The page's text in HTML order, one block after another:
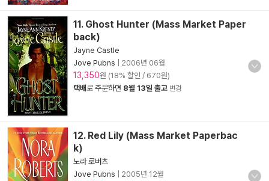
11. Ghost Hunter (Mass Market Paper
back)
Jayne Castle
Jove Pubns
2006년 06월
13,350원 (18% 할인 / 670원)
택배로 주문하면 8월 13일 출고 변경
12. Red Lily (Mass Market Paperbac
k)
노라 로버츠
Jove Pubns
2005년 12월